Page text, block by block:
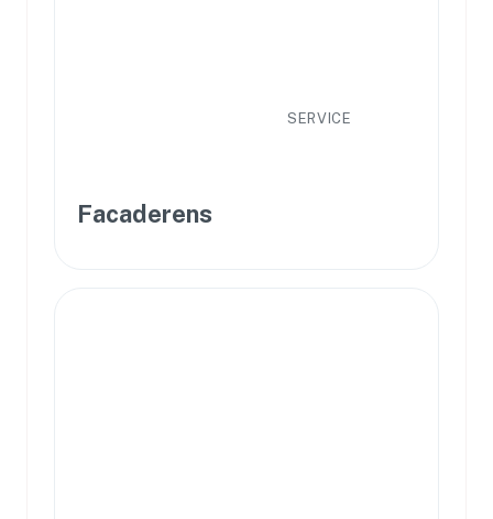
SERVICE
Facaderens